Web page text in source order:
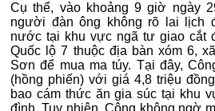
Cụ thể, vào khoảng 9 giờ ngày
người đàn ông không rõ lai lịch
nước tại khu vực ngã tư giao cắt
Quốc lộ 7 thuộc địa bàn xóm 6,
Sơn để mua ma túy. Tại đây,
(hồng phiến) với giá 4,8 triệu
bao cám thức ăn gia súc tại khu
đình. Tuy nhiên, Công không ngờ